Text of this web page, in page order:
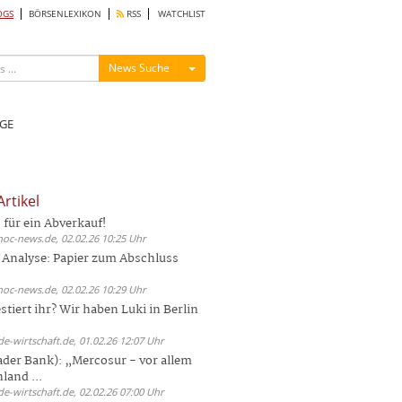
BÖRSENLEXIKON RSS WATCHLIST
News Suche Menü ein-/ausblenden
für ein Abverkauf!
news.de, 02.02.26 10:25 Uhr
Papier zum Abschluss
news.de, 02.02.26 10:29 Uhr
ihr? Wir haben Luki in Berlin
wirtschaft.de, 01.02.26 12:07 Uhr
Bank): „Mercosur - vor allem
...
wirtschaft.de, 02.02.26 07:00 Uhr